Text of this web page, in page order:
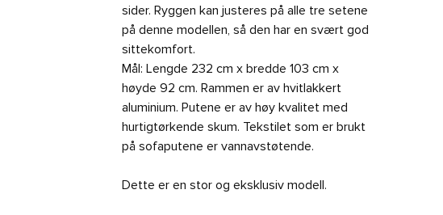
sider. Ryggen kan justeres på alle tre setene
på denne modellen, så den har en svært god
sittekomfort.
Mål: Lengde 232 cm x bredde 103 cm x
høyde 92 cm. Rammen er av hvitlakkert
aluminium. Putene er av høy kvalitet med
hurtigtørkende skum. Tekstilet som er brukt
på sofaputene er vannavstøtende.
Dette er en stor og eksklusiv modell.